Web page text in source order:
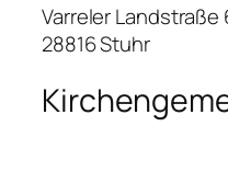
Varreler Landstraße
28816 Stuhr